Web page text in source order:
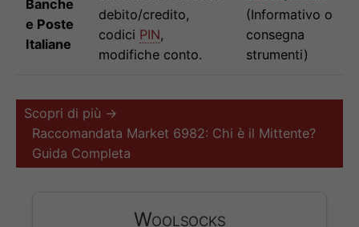
Banche
e Poste
Italiane
debito/credito,
codici PIN,
modifiche conto.
(Informativo o
consegna
strumenti)
Scopri di più →
Raccomandata Market 6982: Chi è il Mittente?
Guida Completa
Woolsocks